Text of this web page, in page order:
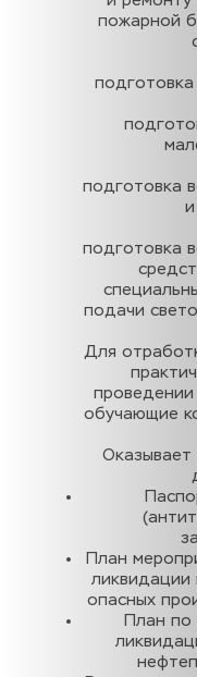
пожарной
подготовка
подготовка
подачи
Для
проведении
обучающие
Оказывает
План
ликвидации
опасных
План по